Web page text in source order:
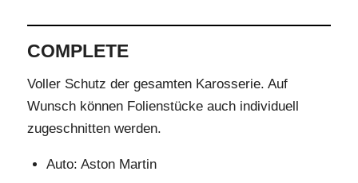
COMPLETE
Voller Schutz der gesamten Karosserie. Auf
Wunsch können Folienstücke auch individuell
zugeschnitten werden.
Auto: Aston Martin